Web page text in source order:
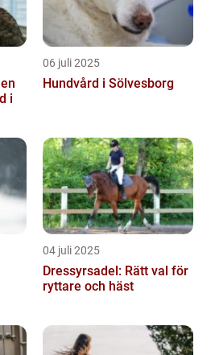
i
06 juli 2025
Hundvård i Sölvesborg
04 juli 2025
Dressyrsadel: Rätt val för
ryttare och häst